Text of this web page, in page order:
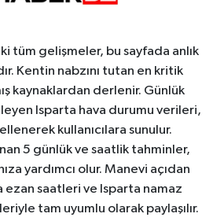
tüm gelişmeler, bu sayfada anlık
Kentin nabzını tutan en kritik
kaynaklardan derlenir. Günlük
Isparta hava durumu verileri,
kullanıcılara sunulur.
5 günlük ve saatlik tahminler,
yardımcı olur. Manevi açıdan
ezan saatleri ve Isparta namaz
tam uyumlu olarak paylaşılır.